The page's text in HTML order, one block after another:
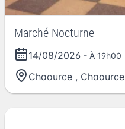
Marché Nocturne
14/08/2026 - À 19h00
Chaource , Chaource